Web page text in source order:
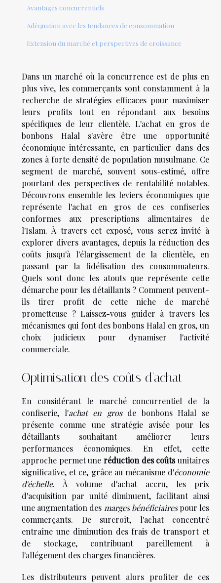
Avantages concurrentiels
Adéquation avec les tendances de consommation
Extension du marché et perspectives de croissance
Dans un marché où la concurrence est de plus en
plus vive, les commerçants sont constamment à la
recherche de stratégies efficaces pour maximiser
leurs profits tout en répondant aux besoins
spécifiques de leur clientèle. L'achat en gros de
bonbons Halal s'avère être une opportunité
économique intéressante, en particulier dans des
zones à forte densité de population musulmane. Ce
segment de marché, souvent sous-estimé, offre
pourtant des perspectives de rentabilité notables.
Découvrons ensemble les leviers économiques que
représente l'achat en gros de ces confiseries
conformes aux prescriptions alimentaires de
l'Islam. À travers cet exposé, vous serez invité à
explorer divers avantages, depuis la réduction des
coûts jusqu'à l'élargissement de la clientèle, en
passant par la fidélisation des consommateurs.
Quels sont donc les atouts que représente cette
démarche pour les détaillants ? Comment peuvent-
ils tirer profit de cette niche de marché
prometteuse ? Laissez-vous guider à travers les
mécanismes qui font des bonbons Halal en gros, un
choix judicieux pour dynamiser l'activité
commerciale.
Optimisation des coûts d'achat
En considérant le marché concurrentiel de la
confiserie, l'achat en grosde bonbons Halal se
présente comme une stratégie avisée pour les
détaillants souhaitant améliorer leurs
performances économiques. En effet, cette
approche permet une réduction des coûtsunitaires
significative, et ce, grâce au mécanisme d'économie
d'échelle. À volume d'achat accru, les prix
d'acquisition par unité diminuent, facilitant ainsi
une augmentation des marges bénéficiairespour les
commerçants. De surcroît, l'achat concentré
entraîne une diminution des frais de transport et
de stockage, contribuant pareillement à
l'allégement des charges financières.
Les distributeurs peuvent alors profiter de ces